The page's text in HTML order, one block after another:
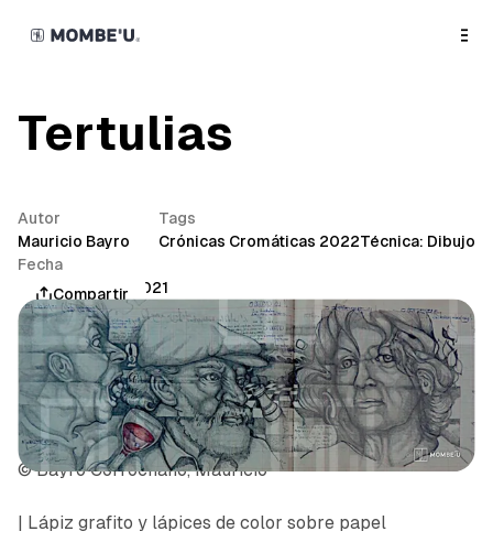
Tertulias
Autor
Mauricio Bayro
Tags
Crónicas Cromáticas 2022Técnica: Dibujo
Fecha
noviembre 30, 2021
Compartir
© Bayro Corrochano, Mauricio
| Lápiz grafito y lápices de color sobre papel